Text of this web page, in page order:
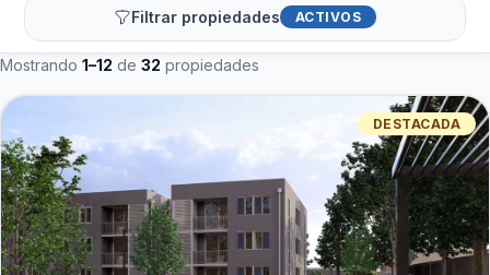
Filtrar propiedades ACTIVOS
Mostrando 1–12 de 32 propiedades
DESTACADA